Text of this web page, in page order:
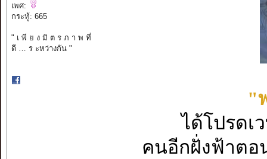
เพศ:
กระทู้: 665
" เ พี ย ง มิ ต ร ภ า พ ที่
ดี … ร ะหว่างกัน "
"
ได้โปรดเ
คนอีกฝั่งฟ้าตอ